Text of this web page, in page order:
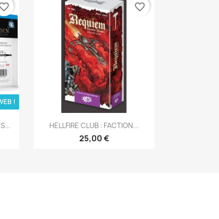
!
Aperçu rapide
HELLFIRE CLUB : FACTION...
25,00 €
favorite_border